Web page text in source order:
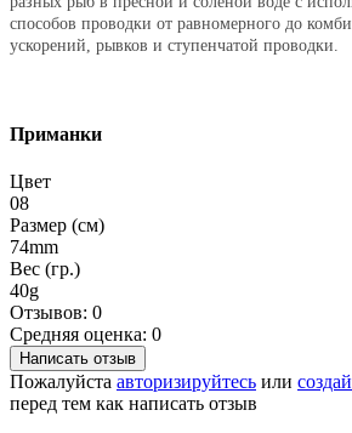
способов проводки от равномерного до
ускорений, рывков и ступенчатой проводки.
Приманки
Цвет
08
Размер (см)
74mm
Вес (гр.)
40g
Отзывов: 0
Средняя оценка: 0
Написать отзыв
Пожалуйста авторизируйтесь или
перед тем как написать отзыв